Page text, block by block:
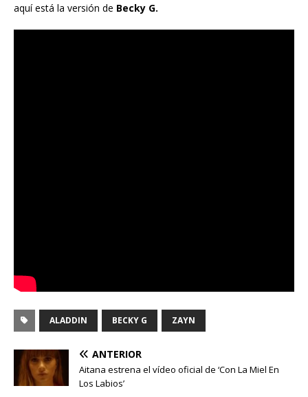
aquí está la versión de Becky G.
ALADDIN BECKY G ZAYN
ANTERIOR
Aitana estrena el vídeo oficial de ‘Con La Miel En
Los Labios’